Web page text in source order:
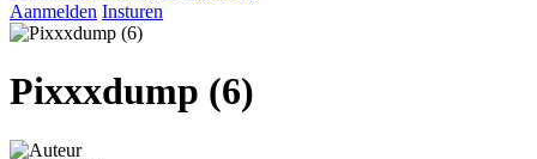
Aanmelden Insturen
Pixxxdump (6)